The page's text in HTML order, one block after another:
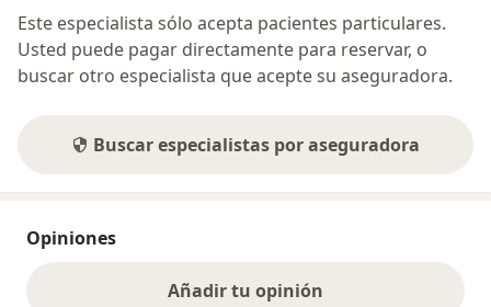
Este especialista sólo acepta pacientes particulares.
Usted puede pagar directamente para reservar, o
buscar otro especialista que acepte su aseguradora.
Buscar especialistas por aseguradora
Opiniones
Añadir tu opinión